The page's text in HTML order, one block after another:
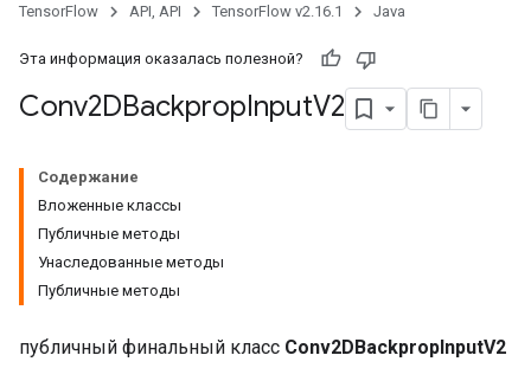
TensorFlow API, API TensorFlow v2.16.1 Java
Эта информация оказалась полезной?
Conv2DBackpropInputV2
Содержание
Вложенные классы
Публичные методы
Унаследованные методы
Публичные методы
публичный финальный класс Conv2DBackpropInputV2